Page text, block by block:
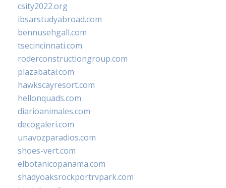
csity2022.org
ibsarstudyabroad.com
bennusehgall.com
tsecincinnati.com
roderconstructiongroup.com
plazabatai.com
hawkscayresort.com
hellonquads.com
diarioanimales.com
decogaleri.com
unavozparadios.com
shoes-vert.com
elbotanicopanama.com
shadyoaksrockportrvpark.com